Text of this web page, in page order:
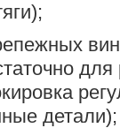
для
детали);